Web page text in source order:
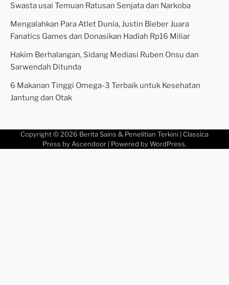
Swasta usai Temuan Ratusan Senjata dan Narkoba
Mengalahkan Para Atlet Dunia, Justin Bieber Juara
Fanatics Games dan Donasikan Hadiah Rp16 Miliar
Hakim Berhalangan, Sidang Mediasi Ruben Onsu dan
Sarwendah Ditunda
6 Makanan Tinggi Omega-3 Terbaik untuk Kesehatan
Jantung dan Otak
Copyright © 2026 Berita Sains & Penelitian Terkini | Classica
Press by Ascendoor | Powered by WordPress.